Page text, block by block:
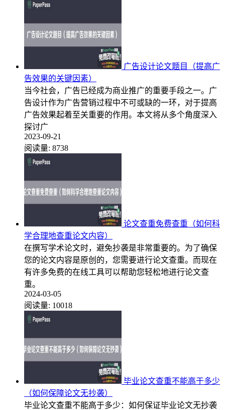
广告设计论文题目（提高广
告效果的关键因素）
当今社会，广告已经成为商业推广的重要手段之一。广
告设计作为广告营销过程中不可或缺的一环，对于提高
广告效果起着至关重要的作用。本文将从多个角度深入
探讨广
2023-09-21
阅读量: 8738
论文查重免费查重（如何科
学合理地查重论文内容）
在撰写学术论文时，避免抄袭是非常重要的。为了确保
您的论文内容是原创的，您需要进行论文查重。而现在
有许多免费的在线工具可以帮助您轻松地进行论文查
重。
2024-03-05
阅读量: 10018
毕业论文查重不能高于多少
（如何保障论文无抄袭）
毕业论文查重不能高于多少：如何保证毕业论文无抄袭